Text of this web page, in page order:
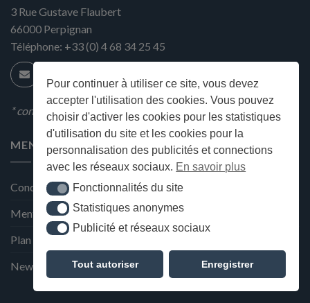
Pour continuer à utiliser ce site, vous devez
accepter l'utilisation des cookies. Vous pouvez
choisir d'activer les cookies pour les statistiques
d'utilisation du site et les cookies pour la
personnalisation des publicités et connections
avec les réseaux sociaux. En savoir plus
Fonctionnalités du site
Fonctionnalités du site
Statistiques anonymes
Statistiques anonymes
Publicité et réseaux sociaux
Publicité et réseaux sociaux
Tout autoriser Enregistrer
3 Rue Gustave Flaubert
66000 Perpignan
Téléphone: +33 (0) 4 68 34 25 45
* condition en magasin
MENU
Conditions générales de ventes
Mentions Légales et Politique de confidentialité
Plan du site
Newsletter de la Maison Deffès